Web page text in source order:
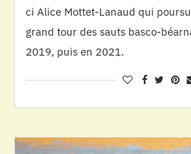
ci Alice Mottet-Lanaud qui
grand tour des sauts basco-
2019, puis en 2021.